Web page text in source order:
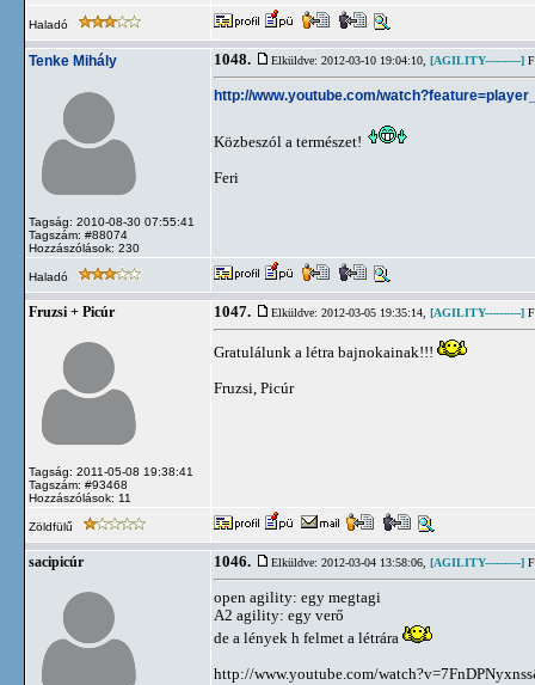
Haladó
Tenke Mihály
Tagság: 2010-08-30 07:55:41
Tagszám: #88074
Hozzászólások: 230
1048. Elküldve: 2012-03-10 19:04:10, [AGILITY----------]
http://www.youtube.com/
Közbeszól a természet!
Feri
Haladó
Fruzsi + Picúr
Tagság: 2011-05-08 19:38:41
Tagszám: #93468
Hozzászólások: 11
1047. Elküldve: 2012-03-05 19:35:14, [AGILITY----------]
Gratulálunk a létra bajnokainak!!!
Fruzsi, Picúr
Zöldfülű
sacipicúr 1046. Elküldve: 2012-03-04 13:58:06, [AGILITY----------]
open agility: egy megtagi
A2 agility: egy verő
de a lények h felmet a létrára
http://www.youtube.com/